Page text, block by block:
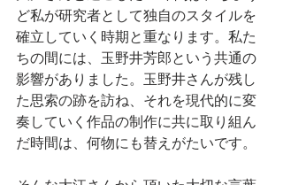
ど私が研究者として独自のスタイルを
確立していく時期と重なります。私た
ちの間には、玉野井芳郎という共通の
影響がありました。玉野井さんが残し
た思索の跡を訪ね、それを現代的に変
奏していく作品の制作に共に取り組ん
だ時間は、何物にも替えがたいです。